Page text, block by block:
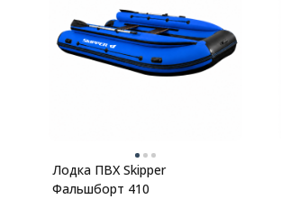
Лодка ПВХ Skipper
Фальшборт 410